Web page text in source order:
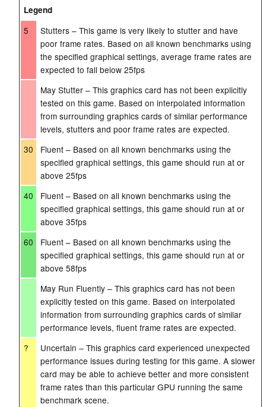
Legend
5
Stutters – This game is very likely to stutter and have
poor frame rates. Based on all known benchmarks using
the specified graphical settings, average frame rates are
expected to fall below 25fps
May Stutter – This graphics card has not been explicitly
tested on this game. Based on interpolated information
from surrounding graphics cards of similar performance
levels, stutters and poor frame rates are expected.
30
Fluent – Based on all known benchmarks using the
specified graphical settings, this game should run at or
above 25fps
40
Fluent – Based on all known benchmarks using the
specified graphical settings, this game should run at or
above 35fps
60
Fluent – Based on all known benchmarks using the
specified graphical settings, this game should run at or
above 58fps
May Run Fluently – This graphics card has not been
explicitly tested on this game. Based on interpolated
information from surrounding graphics cards of similar
performance levels, fluent frame rates are expected.
?
Uncertain – This graphics card experienced unexpected
performance issues during testing for this game. A slower
card may be able to achieve better and more consistent
frame rates than this particular GPU running the same
benchmark scene.